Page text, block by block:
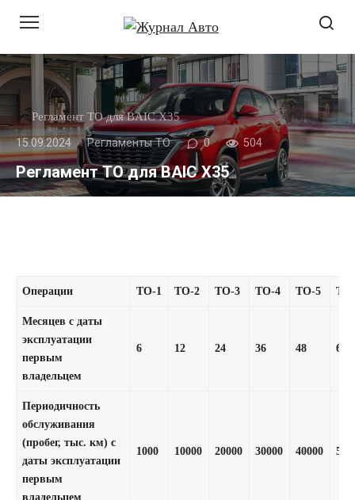
контенту
Регламент ТО для BAIC X35
15.09.2024 Регламенты ТО 0 504
Регламент ТО для BAIC X35
Операции ТО-1 ТО-2 ТО-3 ТО-4 ТО-5
Месяцев с даты
эксплуатации
первым
владельцем
6 12 24 36 48 60
Периодичность
обслуживания
(пробег, тыс. км) с
даты эксплуатации
первым
владельцем
1000 10000 20000 30000 40000